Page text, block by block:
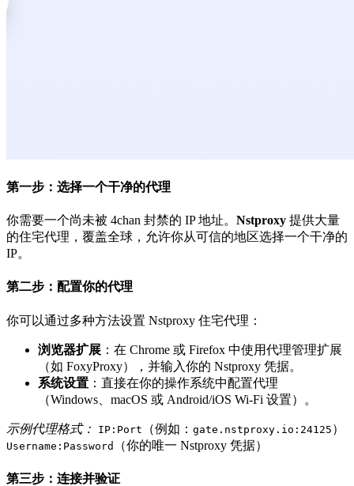
第一步：选择一个干净的代理
你需要一个尚未被 4chan 封禁的 IP 地址。 Nstproxy 提供大量
的住宅代理，覆盖全球，允许你从可信的地区选择一个干净的
IP。
第二步：配置你的代理
你可以通过多种方法设置 Nstproxy 住宅代理：
浏览器扩展 ：在 Chrome 或 Firefox 中使用代理管理扩展
（如 FoxyProxy），并输入你的 Nstproxy 凭据。
系统设置 ：直接在你的操作系统中配置代理
（Windows、macOS 或 Android/iOS Wi-Fi 设置）。
示例代理格式： IP:Port （例如： gate.nstproxy.io:24125 ）
Username:Password （你的唯一 Nstproxy 凭据）
第三步：连接并验证